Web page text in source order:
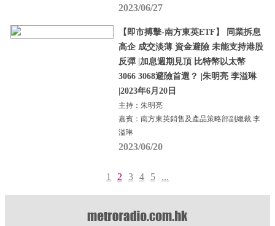
2023/06/27
【即市搏擊-南方東英ETF】 同業拆息
高企 成交淡薄 資金避險 未能支持港股
反彈 |加息週期見頂 比特幣以太幣
3066 3068避險首選？ |朱明亮 李溢琳
|2023年6月20日
主持：朱明亮
嘉賓：南方東英銷售及產品策略部副總裁 李
溢琳
2023/06/20
1 2 3 4 5 ...